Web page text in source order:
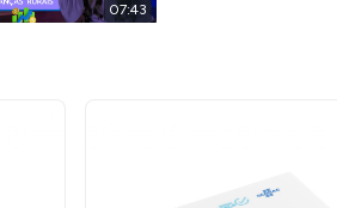
07:43